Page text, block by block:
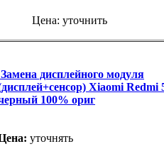
Цена: уточнить
Замена дисплейного модуля
Xiaomi Redmi
100% ориг
уточнять